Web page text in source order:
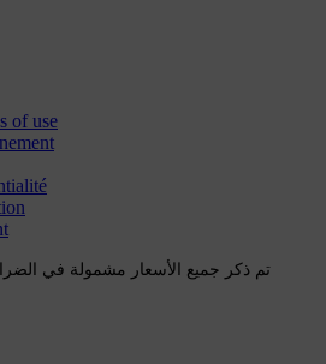
of use
تم ذكر جميع الأسعار مشمولة في